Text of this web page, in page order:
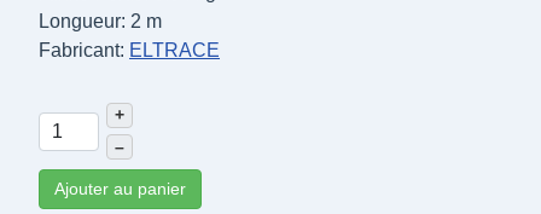
Longueur: 2 m
Fabricant: ELTRACE
+
–
Ajouter au panier